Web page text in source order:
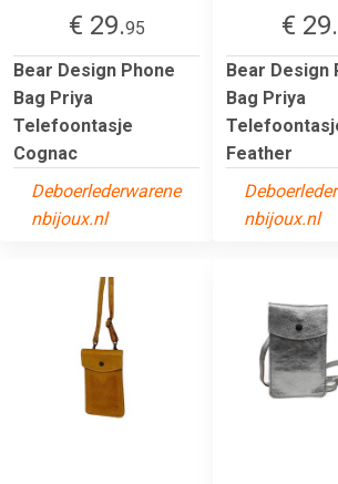
€ 29.95
Bear Design Phone
Bag Priya
Telefoontasje
Cognac
Deboerlederwarene
nbijoux.nl
€ 29.
Bear Design
Bag Priya
Feather
nbijoux.nl